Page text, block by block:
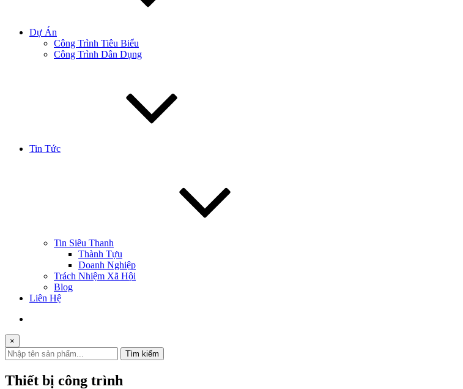
Dự Án
Công Trình Tiêu Biểu
Công Trình Dân Dụng
Tin Tức
Tin Siêu Thanh
Thành Tựu
Doanh Nghiệp
Trách Nhiệm Xã Hội
Blog
Liên Hệ
×
Tìm kiếm
Thiết bị công trình